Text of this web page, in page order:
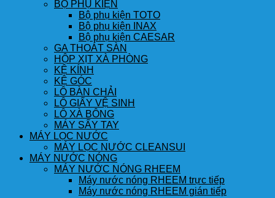
BỘ PHỤ KIỆN
Bộ phụ kiện TOTO
Bộ phụ kiện INAX
Bộ phụ kiện CAESAR
GA THOÁT SÀN
HỘP XỊT XÀ PHÒNG
KỆ KÍNH
KỆ GÓC
LÔ BÀN CHẢI
LÔ GIẤY VỆ SINH
LÔ XÀ BÔNG
MÁY SẤY TAY
MÁY LỌC NƯỚC
MÁY LỌC NƯỚC CLEANSUI
MÁY NƯỚC NÓNG
MÁY NƯỚC NÓNG RHEEM
Máy nước nóng RHEEM trực tiếp
Máy nước nóng RHEEM gián tiếp